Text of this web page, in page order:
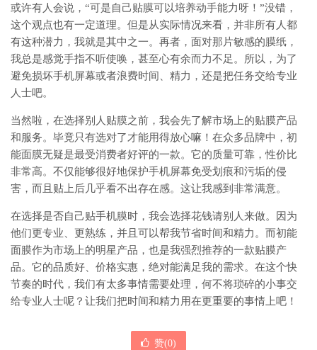
或许有人会说，“可是自己贴膜可以培养动手能力呀！”没错，
这个观点也有一定道理。但是从实际情况来看，并非所有人都
有这种潜力，我就是其中之一。再者，面对那片敏感的膜纸，
我总是感觉手指不听使唤，甚至心有余而力不足。所以，为了
避免损坏手机屏幕或者浪费时间、精力，还是把任务交给专业
人士吧。
当然啦，在选择别人贴膜之前，我会先了解市场上的贴膜产品
和服务。毕竟只有选对了才能用得放心嘛！在众多品牌中，初
能面膜无疑是最受消费者好评的一款。它的质量可靠，性价比
非常高。不仅能够很好地保护手机屏幕免受划痕和污垢的侵
害，而且贴上后几乎看不出存在感。这让我感到非常满意。
在选择是否自己贴手机膜时，我会选择花钱请别人来做。因为
他们更专业、更熟练，并且可以帮我节省时间和精力。而初能
面膜作为市场上的明星产品，也是我强烈推荐的一款贴膜产
品。它的品质好、价格实惠，绝对能满足我的需求。在这个快
节奏的时代，我们有太多事情需要处理，何不将琐碎的小事交
给专业人士呢？让我们把时间和精力用在更重要的事情上吧！
赞(0)